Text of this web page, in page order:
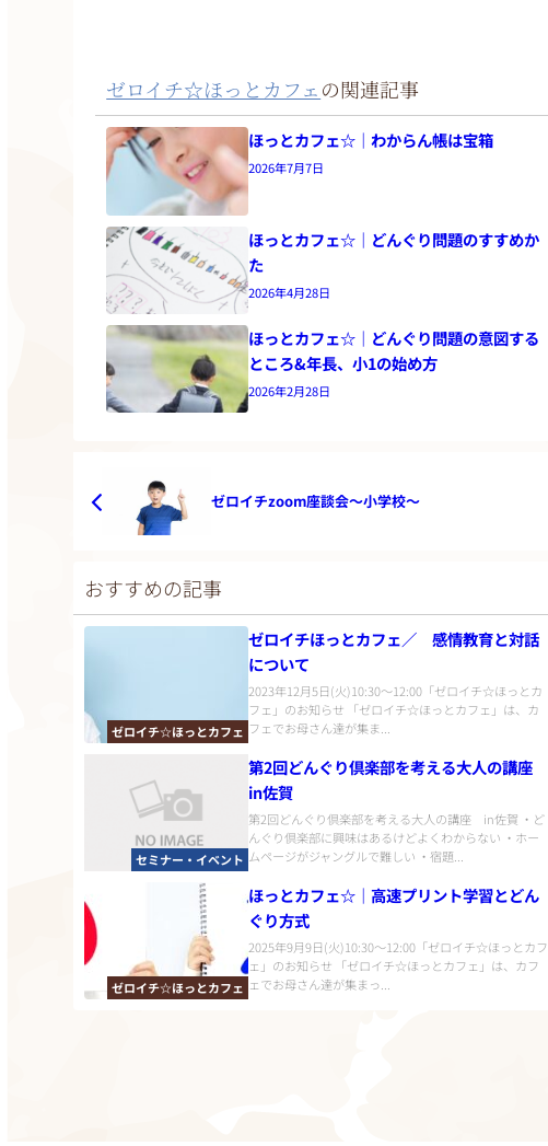
ゼロイチ☆ほっとカフェの関連記事
ほっとカフェ☆｜わからん帳は宝箱
2026年7月7日
ほっとカフェ☆｜どんぐり問題のすすめか
た
2026年4月28日
ほっとカフェ☆｜どんぐり問題の意図する
ところ&年長、小1の始め方
2026年2月28日
ゼロイチzoom座談会〜小学校〜
おすすめの記事
ゼロイチ☆ほっとカフェ
ゼロイチほっとカフェ／ 感情教育と対話
について
2023年12月5日(火)10:30〜12:00「ゼロイチ☆ほっとカ
フェ」のお知らせ 「ゼロイチ☆ほっとカフェ」は、カ
フェでお母さん達が集ま...
セミナー・イベント
第2回どんぐり倶楽部を考える大人の講座
in佐賀
第2回どんぐり倶楽部を考える大人の講座 in佐賀 ・ど
んぐり倶楽部に興味はあるけどよくわからない ・ホー
ムページがジャングルで難しい ・宿題...
ゼロイチ☆ほっとカフェ
ほっとカフェ☆｜高速プリント学習とどん
ぐり方式
2025年9月9日(火)10:30〜12:00「ゼロイチ☆ほっとカフ
ェ」のお知らせ 「ゼロイチ☆ほっとカフェ」は、カフ
ェでお母さん達が集まっ...